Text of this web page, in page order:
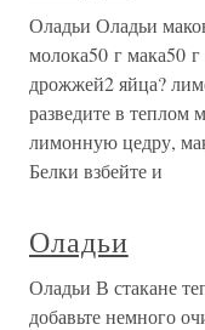
Оладьи Оладьи
молока50 г мака50
дрожжей2 яйца?
разведите в теплом
лимонную цедру,
Белки взбейте и
Оладьи
Оладьи В стакане
добавьте немного